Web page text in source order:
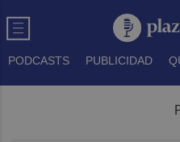
PODCASTS PUBLICIDAD